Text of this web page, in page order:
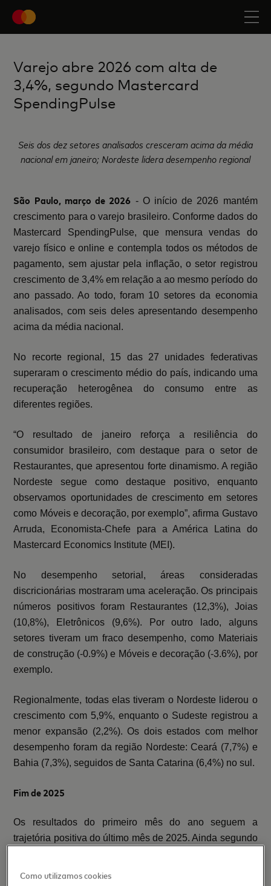
Varejo abre 2026 com alta de
3,4%, segundo Mastercard
SpendingPulse
Seis dos dez setores analisados cresceram acima da média
nacional em janeiro; Nordeste lidera desempenho regional
São Paulo, março de 2026 - O início de 2026 mantém
crescimento para o varejo brasileiro. Conforme dados do
Mastercard SpendingPulse, que mensura vendas do
varejo físico e online e contempla todos os métodos de
pagamento, sem ajustar pela inflação, o setor registrou
crescimento de 3,4% em relação a ao mesmo período do
ano passado. Ao todo, foram 10 setores da economia
analisados, com seis deles apresentando desempenho
acima da média nacional.
No recorte regional, 15 das 27 unidades federativas
superaram o crescimento médio do país, indicando uma
recuperação heterogênea do consumo entre as
diferentes regiões.
“O resultado de janeiro reforça a resiliência do
consumidor brasileiro, com destaque para o setor de
Restaurantes, que apresentou forte dinamismo. A região
Nordeste segue como destaque positivo, enquanto
observamos oportunidades de crescimento em setores
como Móveis e decoração, por exemplo”, afirma Gustavo
Arruda, Economista-Chefe para a América Latina do
Mastercard Economics Institute (MEI).
No desempenho setorial, áreas consideradas
discricionárias mostraram uma aceleração. Os principais
números positivos foram Restaurantes (12,3%), Joias
(10,8%), Eletrônicos (9,6%). Por outro lado, alguns
setores tiveram um fraco desempenho, como Materiais
de construção (-0.9%) e Móveis e decoração (-3.6%), por
exemplo.
Regionalmente, todas elas tiveram o Nordeste liderou o
crescimento com 5,9%, enquanto o Sudeste registrou a
menor expansão (2,2%). Os dois estados com melhor
desempenho foram da região Nordeste: Ceará (7,7%) e
Bahia (7,3%), seguidos de Santa Catarina (6,4%) no sul.
Fim de 2025
Os resultados do primeiro mês do ano seguem a
trajetória positiva do último mês de 2025. Ainda segundo
Como utilizamos cookies